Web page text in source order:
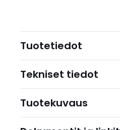
Tuotetiedot
Tekniset tiedot
Tuotekuvaus